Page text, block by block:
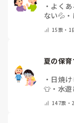
・ よく
ない💦 ・
15票・ 1
夏の保
・ 日焼け
👕 ・ 水
147票・